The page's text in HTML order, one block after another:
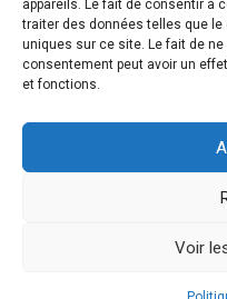
appareils. Le fait de consentir à
traiter des données telles que
uniques sur ce site. Le fait de
consentement peut avoir un
et fonctions.
Voir
Plan du site